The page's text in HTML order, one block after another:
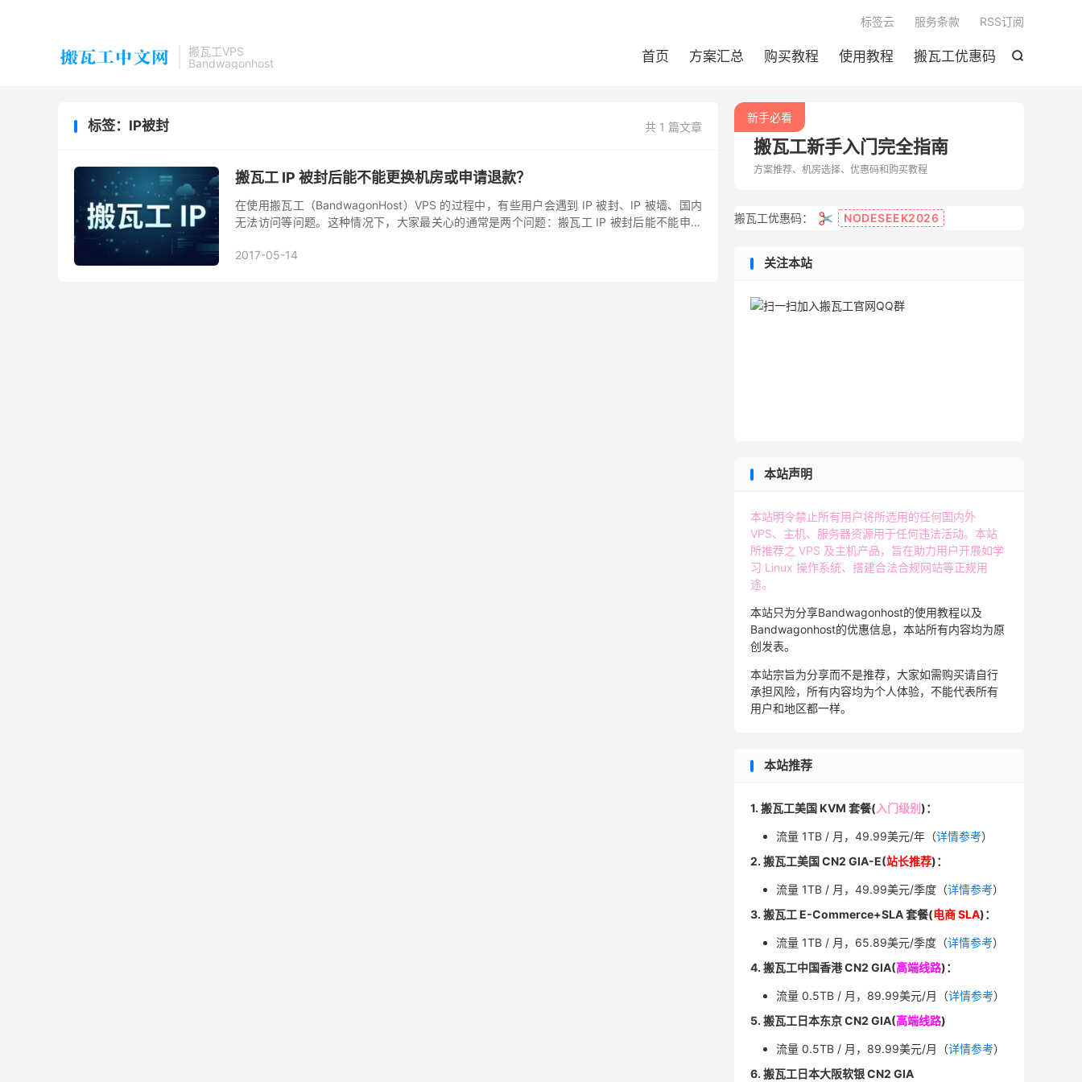
搬瓦工VPS
Bandwagonhost

首页 方案汇总 购买教程 使用教程 搬瓦工优惠码
标签云 服务条款 RSS订阅
共 1 篇文章
标签：IP被封
搬瓦工 IP 被封后能不能更换机房或申请退款？
在使用搬瓦工（BandwagonHost）VPS 的过程中，有些用户会遇到 IP 被封、IP 被墙、国内
无法访问等问题。这种情况下，大家最关心的通常是两个问题：搬瓦工 IP 被封后能不能申请
2017-05-14
新手必看
搬瓦工新手入门完全指南
方案推荐、机房选择、优惠码和购买教程
搬瓦工优惠码： ✂️ NODESEEK2026
关注本站
本站声明
本站明令禁止所有用户将所选用的任何国内外
VPS、主机、服务器资源用于任何违法活动。本站
所推荐之 VPS 及主机产品，旨在助力用户开展如学
习 Linux 操作系统、搭建合法合规网站等正规用
途。
本站只为分享Bandwagonhost的使用教程以及
Bandwagonhost的优惠信息，本站所有内容均为原
创发表。
本站宗旨为分享而不是推荐，大家如需购买请自行
承担风险，所有内容均为个人体验，不能代表所有
用户和地区都一样。
本站推荐
1. 搬瓦工美国 KVM 套餐( 入门级别)：
流量 1TB / 月，49.99美元/年（详情参考）
2. 搬瓦工美国 CN2 GIA-E(站长推荐)：
流量 1TB / 月，49.99美元/季度（详情参考）
3. 搬瓦工 E-Commerce+SLA 套餐(电商 SLA)：
流量 1TB / 月，65.89美元/季度（详情参考）
4. 搬瓦工中国香港 CN2 GIA(高端线路)：
流量 0.5TB / 月，89.99美元/月（详情参考）
5. 搬瓦工日本东京 CN2 GIA(高端线路)
流量 0.5TB / 月，89.99美元/月（详情参考）
6. 搬瓦工日本大阪软银 CN2 GIA